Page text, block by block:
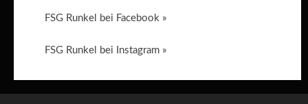
FSG Runkel bei Facebook »
FSG Runkel bei Instagram »